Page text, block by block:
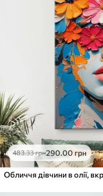
483.33грн290.00 грн